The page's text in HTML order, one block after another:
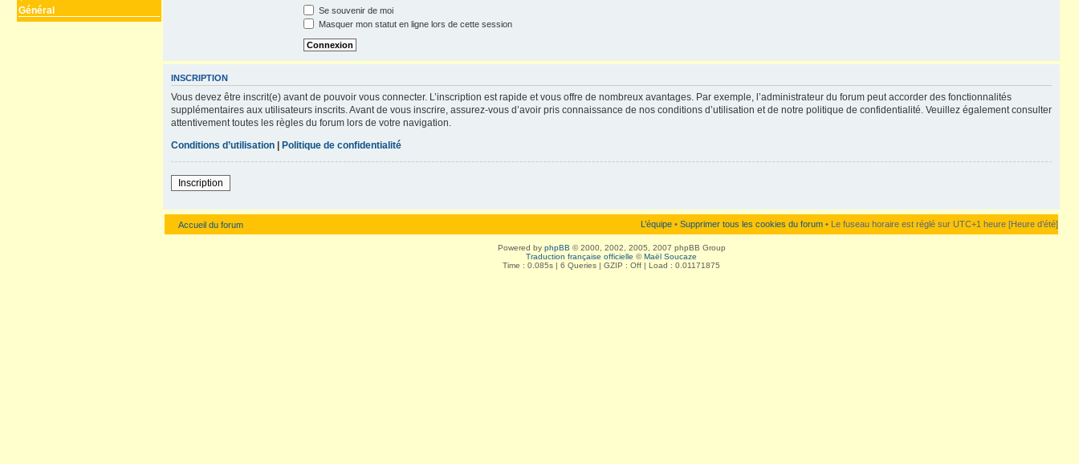
Général
Se souvenir de moi
Masquer mon statut en ligne lors de cette session
INSCRIPTION
Vous devez être inscrit(e) avant de pouvoir vous connecter. L’inscription est rapide et vous offre de nombreux avantages. Par exemple, l’administrateur du forum peut accorder des fonctionnalités
supplémentaires aux utilisateurs inscrits. Avant de vous inscrire, assurez-vous d’avoir pris connaissance de nos conditions d’utilisation et de notre politique de confidentialité. Veuillez également consulter
attentivement toutes les règles du forum lors de votre navigation.
Conditions d’utilisation | Politique de confidentialité
Inscription
Accueil du forum L’équipe • Supprimer tous les cookies du forum • Le fuseau horaire est réglé sur UTC+1 heure [Heure d’été]
Powered by phpBB © 2000, 2002, 2005, 2007 phpBB Group
Traduction française officielle ©Maël Soucaze
Time : 0.085s | 6 Queries | GZIP : Off | Load : 0.01171875